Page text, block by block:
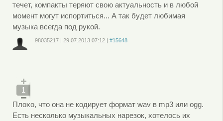
течет, компакты теряют свою актуальность и в любой
момент могут испортиться... А так будет любимая
музыка всегда под рукой.
98035217| 29.07.2013 07:12| #15648
1
Плохо, что она не кодирует формат wav в mp3 или ogg.
Есть несколько музыкальных нарезок, хотелось их